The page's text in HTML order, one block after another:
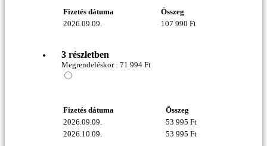
Fizetés dátuma
Összeg
2026.09.09.
107 990 Ft
3 részletben
Megrendeléskor : 71 994 Ft
Fizetés dátuma
Összeg
2026.09.09.
53 995 Ft
2026.10.09.
53 995 Ft